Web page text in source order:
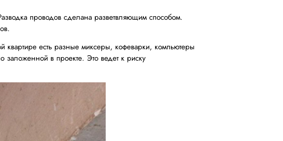
проводов сделана разветвляющим способом.
квартире есть разные миксеры, кофеварки, компьютеры
заложенной в проекте. Это ведет к риску